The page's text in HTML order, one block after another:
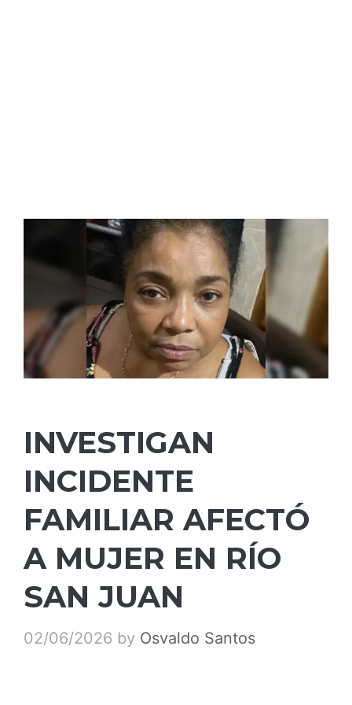
INVESTIGAN
INCIDENTE
FAMILIAR AFECTÓ
A MUJER EN RÍO
SAN JUAN
02/06/2026 by Osvaldo Santos